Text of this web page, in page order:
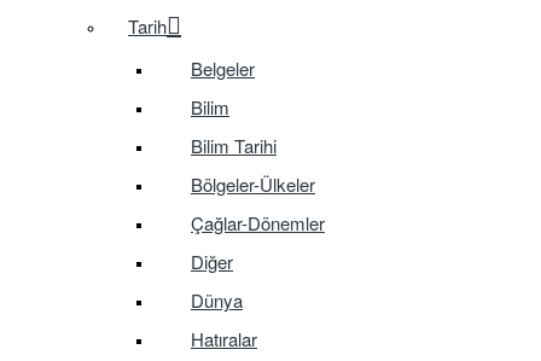
Tarih
Belgeler
Bilim
Bilim Tarihi
Bölgeler-Ülkeler
Çağlar-Dönemler
Diğer
Dünya
Hatıralar